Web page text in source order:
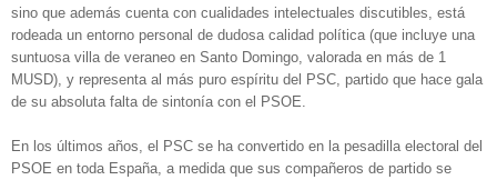
sino que además cuenta con cualidades intelectuales discutibles, está
rodeada un entorno personal de dudosa calidad política (que incluye una
suntuosa villa de veraneo en Santo Domingo, valorada en más de 1
MUSD), y representa al más puro espíritu del PSC, partido que hace gala
de su absoluta falta de sintonía con el PSOE.
En los últimos años, el PSC se ha convertido en la pesadilla electoral del
PSOE en toda España, a medida que sus compañeros de partido se